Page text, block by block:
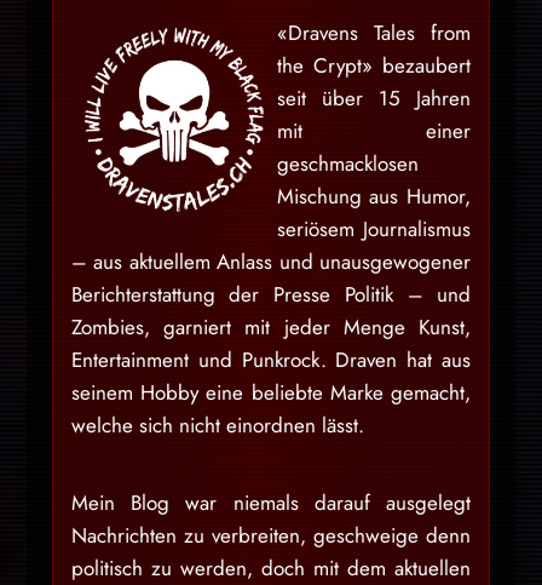
«Dravens Tales from
the Crypt» bezaubert
seit über 15 Jahren
mit einer
geschmacklosen
Mischung aus Humor,
seriösem Journalismus
– aus aktuellem Anlass und unausgewogener
Berichterstattung der Presse Politik – und
Zombies, garniert mit jeder Menge Kunst,
Entertainment und Punkrock. Draven hat aus
seinem Hobby eine beliebte Marke gemacht,
welche sich nicht einordnen lässt.
Mein Blog war niemals darauf ausgelegt
Nachrichten zu verbreiten, geschweige denn
politisch zu werden, doch mit dem aktuellen